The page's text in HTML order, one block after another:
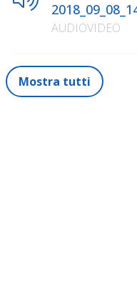
AUDIOVIDEO
Mostra tutti